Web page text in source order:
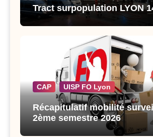
Tract surpopulation LYON
CAP UISP FO Lyon
Récapitulatif mobilité
2ème semestre 2026